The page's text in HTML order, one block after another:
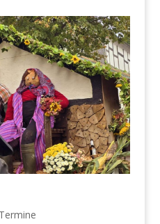
Termine